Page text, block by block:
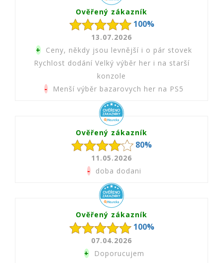
Ověřený zákazník
100%
13.07.2026
+ Ceny, někdy jsou levnější i o pár stovek
Rychlost dodání Velký výběr her i na starší
konzole
- Menší výběr bazarovych her na PS5
Ověřený zákazník
80%
11.05.2026
-doba dodani
Ověřený zákazník
100%
07.04.2026
+Doporucujem